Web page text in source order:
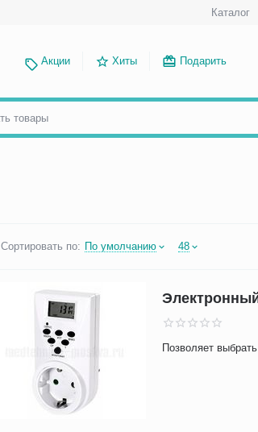
Каталог
Акции Хиты Подарить
Сортировать по: По умолчанию 48
Позволяет